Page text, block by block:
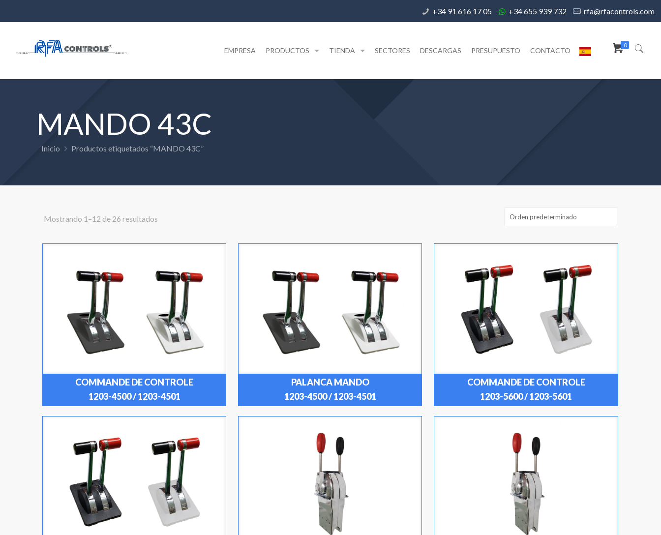
+34 91 616 17 05 +34 655 939 732 rfa@rfacontrols.com
EMPRESA PRODUCTOS TIENDA SECTORES DESCARGAS PRESUPUESTO CONTACTO
0
MANDO 43C
Inicio Productos etiquetados “MANDO 43C”
Mostrando 1–12 de 26 resultados
COMMANDE DE CONTROLE
1203-4500 / 1203-4501
PALANCA MANDO
1203-4500 / 1203-4501
COMMANDE DE CONTROLE
1203-5600 / 1203-5601